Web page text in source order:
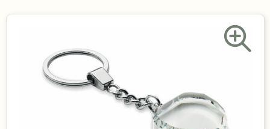
Kantoorartikelen
Schrijfwaren